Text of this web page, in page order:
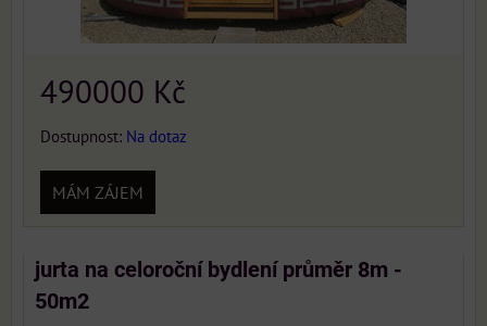
490000 Kč
Dostupnost: Na dotaz
MÁM ZÁJEM
jurta na celoroční bydlení průměr 8m -
50m2